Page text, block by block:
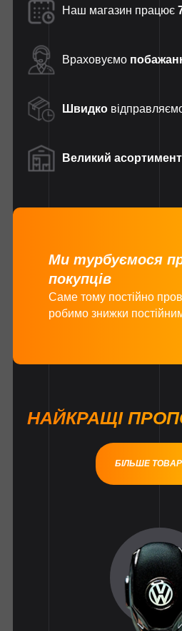
Наш магазин працює
Враховуємо
Швидко
Великий асортимент
Ми турбуємося
покупців
Саме тому постійно
робимо знижки
НАЙКРАЩІ
БІЛЬШЕ